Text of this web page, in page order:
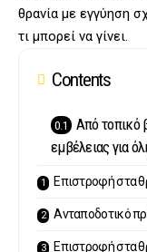
θρανία με εγγύηση
τι μπορεί να γίνει.
Contents
Από τοπικό
εμβέλειας για
Επιστροφή στα
Ανταποδοτικό
Επιστροφή στα